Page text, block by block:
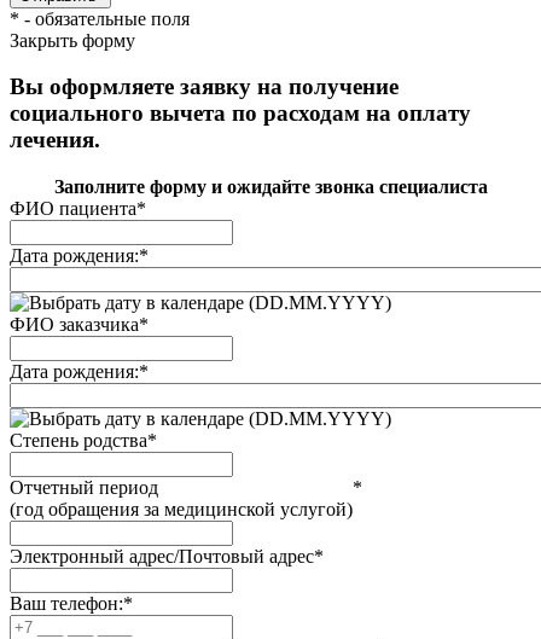
* - обязательные поля
Закрыть форму
Вы оформляете заявку на получение
социального вычета по расходам на оплату
лечения.
Заполните форму и ожидайте звонка специалиста
ФИО пациента*
Дата рождения:*
(DD.MM.YYYY)
ФИО заказчика*
Дата рождения:*
(DD.MM.YYYY)
Степень родства*
Отчетный период
(год обращения за медицинской услугой)
*
Электронный адрес/Почтовый адрес*
Ваш телефон:*